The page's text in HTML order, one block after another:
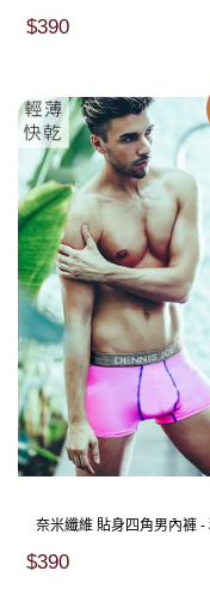
$390
奈米纖維 貼身四角男內褲 -
$390